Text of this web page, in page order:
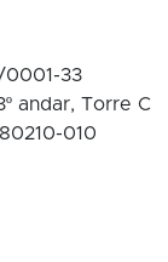
0001-33
andar, Torre C
010